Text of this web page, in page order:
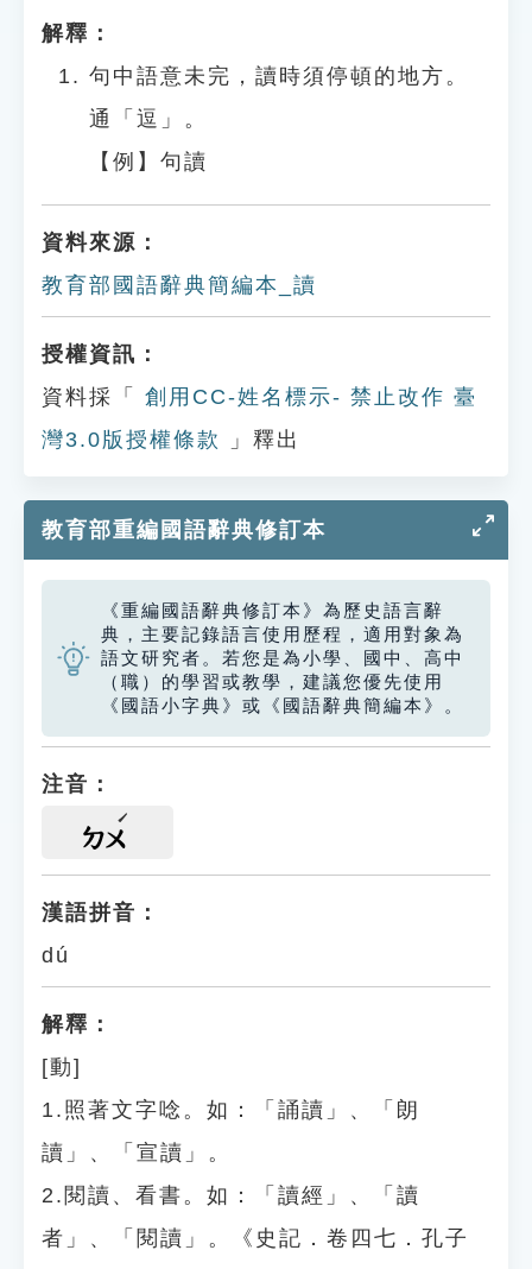
解釋：
句中語意未完，讀時須停頓的地方。
通「逗」。
【例】句讀
資料來源：
教育部國語辭典簡編本_讀
授權資訊：
資料採「
創用CC-姓名標示- 禁止改作 臺
灣3.0版授權條款
」釋出
教育部重編國語辭典修訂本
《重編國語辭典修訂本》為歷史語言辭
典，主要記錄語言使用歷程，適用對象為
語文研究者。若您是為小學、國中、高中
（職）的學習或教學，建議您優先使用
《國語小字典》或《國語辭典簡編本》。
注音：
ㄉㄨ
漢語拼音：
dú
解釋：
[動]
1.照著文字唸。如：「誦讀」、「朗
讀」、「宣讀」。
2.閱讀、看書。如：「讀經」、「讀
者」、「閱讀」。《史記．卷四七．孔子